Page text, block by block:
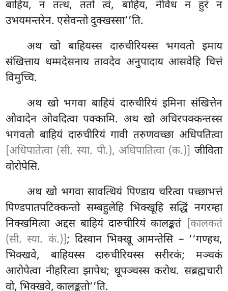
बाहिय, न तत्थ, ततो त्वं, बाहिय, नेविध न हुरं न
उभयमन्तरेन. एसेवन्तो दुक्खस्सा’’ति.
अथ खो बाहियस्स दारुचीरियस्स भगवतो इमाय
संखित्ताय धम्मदेसनाय तावदेव अनुपादाय आसवेहि चित्तं
विमुच्चि.
अथ खो भगवा बाहियं दारुचीरियं इमिना संखित्तेन
ओवादेन ओवदित्वा पक्कामि. अथ खो अचिरपक्कन्तस्स
भगवतो बाहियं दारुचीरियं गावी तरुणवच्छा अधिपतित्वा
[अधिपातेत्वा (सी. स्या. पी.), अधिपातित्वा (क.)] जीविता
वोरोपेसि.
अथ खो भगवा सावत्थियं पिण्डाय चरित्वा पच्छाभत्तं
पिण्डपातपटिक्कन्तो सम्बहुलेहि भिक्खूहि सद्धिं नगरम्हा
निक्खमित्वा अद्दस बाहियं दारुचीरियं कालङ्कतं [कालकतं
(सी. स्या. कं.)]; दिस्वान भिक्खू आमन्तेसि – ‘‘गण्हथ,
भिक्खवे, बाहियस्स दारुचीरियस्स सरीरकं; मञ्चकं
आरोपेत्वा नीहरित्वा झापेथ; थूपञ्चस्स करोथ. सब्रह्मचारी
वो, भिक्खवे, कालङ्कतो’’ति.